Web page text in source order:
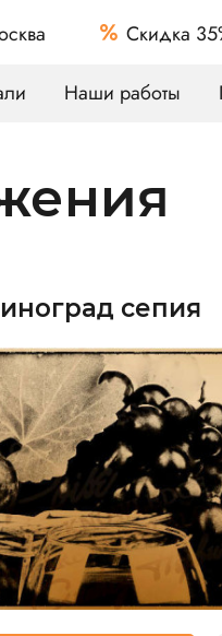
Скидка
Наши работы
сепия